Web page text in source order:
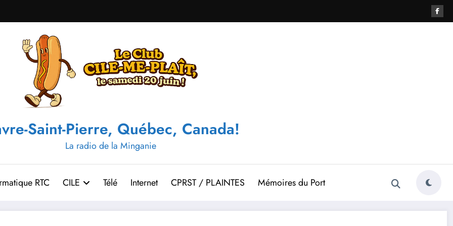
Saint-Pierre, Québec, Canada!
La radio de la Minganie
RTC CILE Télé Internet CPRST / PLAINTES Mémoires du Port